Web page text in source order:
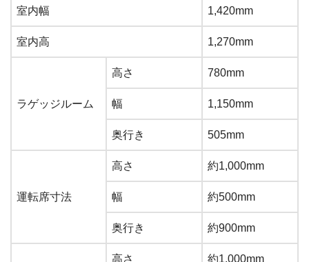
室内幅 1,420mm
室内高 1,270mm
ラゲッジルーム
高さ 780mm
幅 1,150mm
奥行き 505mm
運転席寸法
高さ 約1,000mm
幅 約500mm
奥行き 約900mm
高さ 約1,000mm